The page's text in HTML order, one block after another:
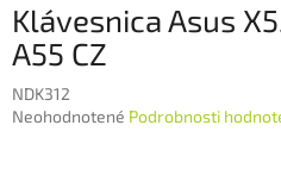
Klávesnica Asus
A55 CZ
NDK312
Priemerné
Neohodnotené Podrobnosti